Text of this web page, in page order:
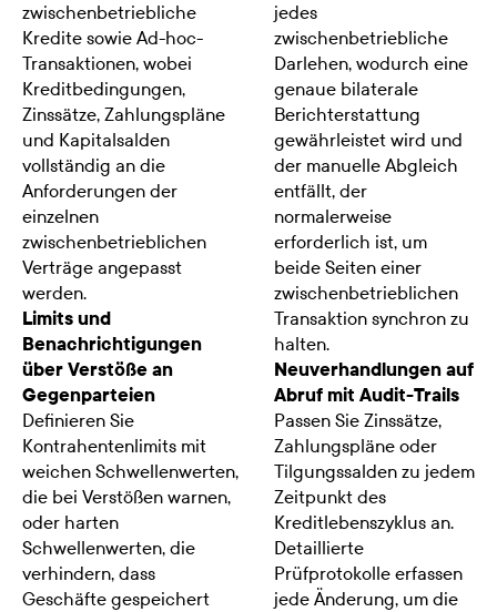
zwischenbetriebliche
Kredite sowie Ad-hoc-
Transaktionen, wobei
Kreditbedingungen,
Zinssätze, Zahlungspläne
und Kapitalsalden
vollständig an die
Anforderungen der
einzelnen
zwischenbetrieblichen
Verträge angepasst
werden.
Limits und
Benachrichtigungen
über Verstöße an
Gegenparteien
Definieren Sie
Kontrahentenlimits mit
weichen Schwellenwerten,
die bei Verstößen warnen,
oder harten
Schwellenwerten, die
verhindern, dass
Geschäfte gespeichert
jedes
zwischenbetriebliche
Darlehen, wodurch eine
genaue bilaterale
Berichterstattung
gewährleistet wird und
der manuelle Abgleich
entfällt, der
normalerweise
erforderlich ist, um
beide Seiten einer
zwischenbetrieblichen
Transaktion synchron zu
halten.
Neuverhandlungen auf
Abruf mit Audit-Trails
Passen Sie Zinssätze,
Zahlungspläne oder
Tilgungssalden zu jedem
Zeitpunkt des
Kreditlebenszyklus an.
Detaillierte
Prüfprotokolle erfassen
jede Änderung, um die